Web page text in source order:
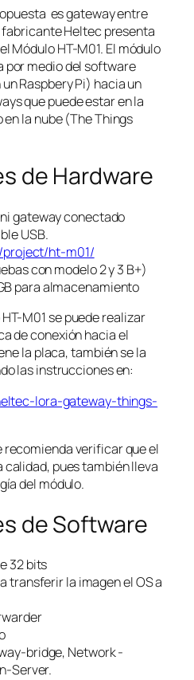
es gateway entre
fabricante Heltec presenta
Módulo HT-M01. El módulo
por medio del software
Raspbery Pi) hacia un
que puede estar en la
la nube (The Things
de Hardware
gateway conectado
USB.
ht-m01/
con modelo 2 y 3 B+)
para almacenamiento
M01 se puede realizar
de conexión hacia el
la placa, también se la
las instrucciones en:
lora-gateway-things-
recomienda verificar que el
calidad, pues también lleva
del módulo.
de Software
32 bits
transferir la imagen el OS a
bridge, Network -
Server.